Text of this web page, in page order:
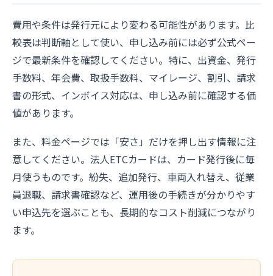
費用や条件は発行元により変わる可能性があります。比
較表は判断軸として使い、申し込み前には必ず公式ペー
ジで最新条件を確認してください。特に、出資金、発行
手数料、年会費、取扱手数料、マイレージ、割引、請求
書の形式、インボイス対応は、申し込み前に確認する価
値があります。
また、料金ページでは「安さ」だけを押し出す情報に注
意してください。法人ETCカードは、カード発行後に毎
月使うものです。紛失、追加発行、車両入れ替え、従業
員退職、請求書確認など、運用後の手続きが分かりやす
い申込先を選ぶことも、長期的なコスト削減につながり
ます。